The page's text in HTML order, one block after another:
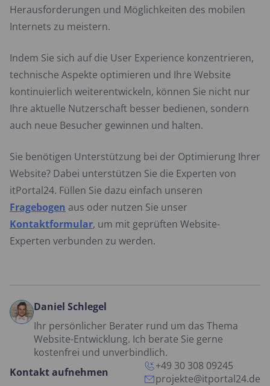
Herausforderungen und Möglichkeiten des mobilen
Internets zu meistern.
Indem Sie sich auf die User Experience konzentrieren,
technische Aspekte optimieren und Ihre Website
kontinuierlich weiterentwickeln, können Sie nicht nur
Ihre aktuelle Nutzerschaft besser bedienen, sondern
auch neue Besucher gewinnen und halten.
Sie benötigen Unterstützung bei der Optimierung Ihrer
Website? Dabei unterstützen Sie die Experten von
itPortal24. Füllen Sie dazu einfach unseren
Fragebogen aus oder nutzen Sie unser
Kontaktformular, um mit geprüften Website-
Experten verbunden zu werden.
Daniel Schlegel
Ihr persönlicher Berater rund um das Thema
Website-Entwicklung. Ich berate Sie gerne
kostenfrei und unverbindlich.
Kontakt aufnehmen
+49 30 308 09245
projekte@itportal24.de